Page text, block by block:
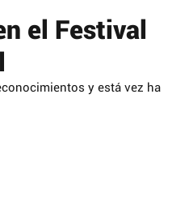
el Festival
y está vez ha